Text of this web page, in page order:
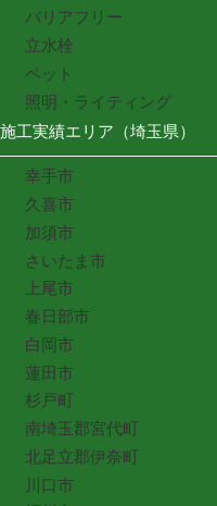
バリアフリー
立水栓
ペット
照明・ライティング
施工実績エリア（埼玉県）
幸手市
久喜市
加須市
さいたま市
上尾市
春日部市
白岡市
蓮田市
杉戸町
南埼玉郡宮代町
北足立郡伊奈町
川口市